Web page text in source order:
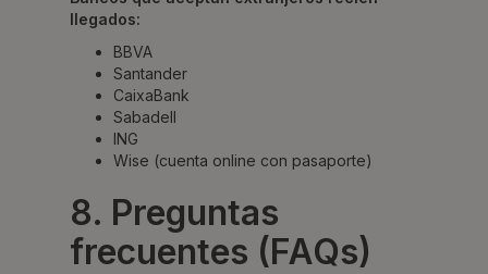
llegados:
BBVA
Santander
CaixaBank
Sabadell
ING
Wise (cuenta online con pasaporte)
8. Preguntas
frecuentes (FAQs)